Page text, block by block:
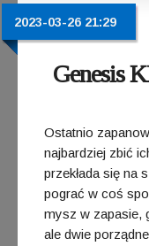
2023-03-26 21:29
Genesis
Ostatnio
najbardziej zbić
przekłada się na
pograć w coś
mysz w zapasie,
ale dwie